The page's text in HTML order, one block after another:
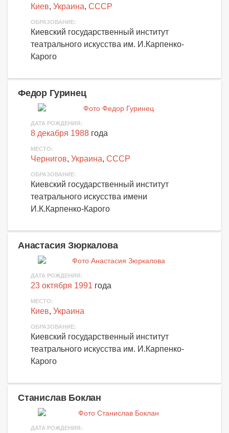
Киев, Украина, СССР
ОБРАЗОВАНИЕ:
Киевский государственный институт
театрального искусства им. И.Карпенко-
Карого
Федор Гуринец
ДАТА РОЖДЕНИЯ:
8 декабря 1988 года
МЕСТО:
Чернигов, Украина, СССР
ОБРАЗОВАНИЕ:
Киевский государственный институт
театрального искусства имени
И.К.Карпенко-Карого
Анастасия Зюркалова
ДАТА РОЖДЕНИЯ:
23 октября 1991 года
МЕСТО:
Киев, Украина
ОБРАЗОВАНИЕ:
Киевский государственный институт
театрального искусства им. И.Карпенко-
Карого
Станислав Боклан
ДАТА РОЖДЕНИЯ: